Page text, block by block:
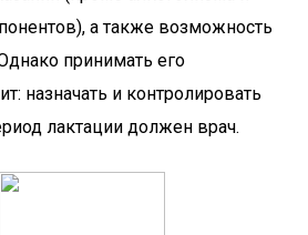
а также возможность
принимать его
назначать и контролировать
лактации должен врач.